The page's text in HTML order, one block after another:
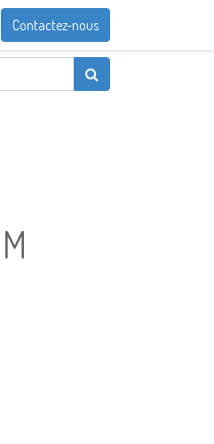
Contactez-nous